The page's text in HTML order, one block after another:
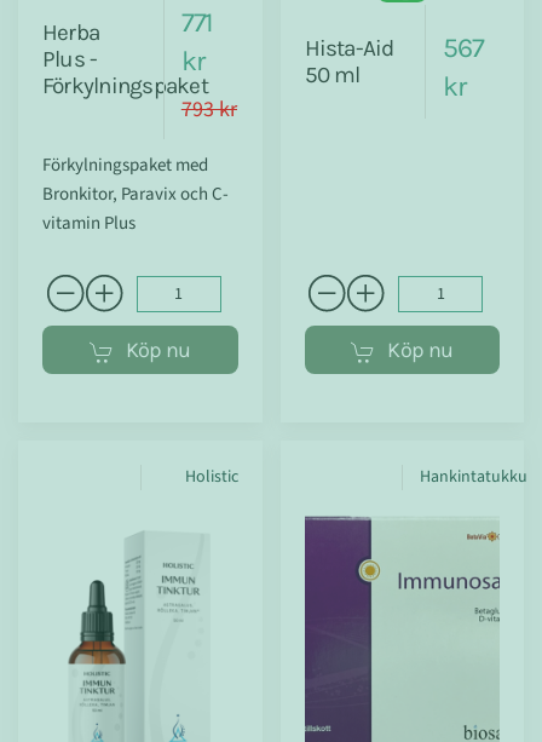
Herba
Plus -
Förkylningspaket
771
kr
793 kr
Förkylningspaket med
Bronkitor, Paravix och C-
vitamin Plus
Köp nu
Hista-Aid
50 ml
567
kr
Köp nu
Holistic Hankintatukku